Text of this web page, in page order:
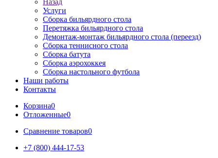
Назад
Услуги
Сборка бильярдного стола
Перетяжка бильярдного стола
Демонтаж-монтаж бильярдного стола (переезд)
Сборка теннисного стола
Сборка батута
Сборка аэрохоккея
Сборка настольного футбола
Наши работы
Контакты
Корзина0
Отложенные0
Сравнение товаров0
+7 (800) 444-17-53